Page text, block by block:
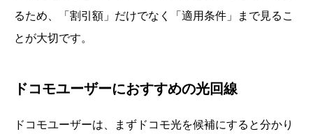
るため、「割引額」だけでなく「適用条件」まで見るこ
とが大切です。
ドコモユーザーにおすすめの光回線
ドコモユーザーは、まずドコモ光を候補にすると分かり